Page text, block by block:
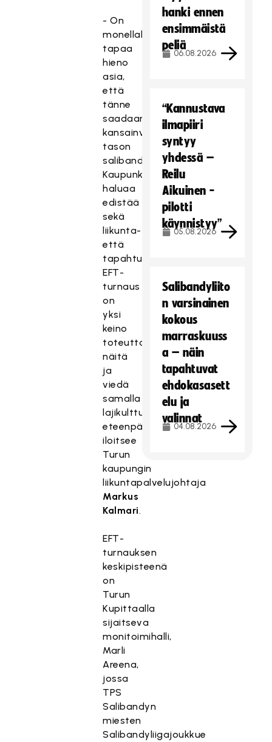
- On
monellakin
tapaa
hieno
asia,
että
tänne
saadaan
kansainvälisen
tason
salibandytapahtuma.
Kaupunki
haluaa
edistää
sekä
liikunta-
että
tapahtumakulttuuria.
EFT-
turnaus
on
yksi
keino
toteuttaa
näitä
ja
viedä
samalla
lajikulttuuriakin
eteenpäin,
iloitsee
Turun
kaupungin
liikuntapalvelujohtaja
Markus
Kalmari.
EFT-
turnauksen
keskipisteenä
on
Turun
Kupittaalla
sijaitseva
monitoimihalli,
Marli
Areena,
jossa
TPS
Salibandyn
miesten
Salibandyliigajoukkue
hanki ennen
ensimmäistä
peliä
06.08.2026
“Kannustava
ilmapiiri
syntyy
yhdessä –
Reilu
Aikuinen -
pilotti
käynnistyy”
05.08.2026
Salibandyliito
n varsinainen
kokous
marraskuuss
a – näin
tapahtuvat
ehdokasasett
elu ja
valinnat
04.08.2026